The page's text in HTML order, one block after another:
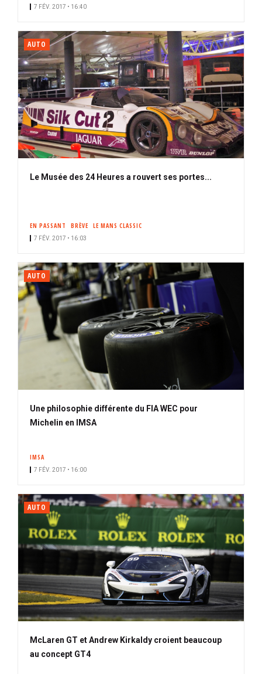
7 FÉV. 2017 • 16:40
AUTO
Le Musée des 24 Heures a rouvert ses portes...
EN PASSANT BRÈVE LE MANS CLASSIC
7 FÉV. 2017 • 16:03
AUTO
Une philosophie différente du FIA WEC pour
Michelin en IMSA
IMSA
7 FÉV. 2017 • 16:00
AUTO
McLaren GT et Andrew Kirkaldy croient beaucoup
au concept GT4